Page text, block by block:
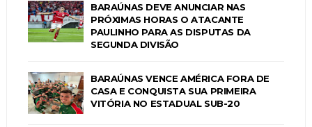
BARAÚNAS DEVE ANUNCIAR NAS
PRÓXIMAS HORAS O ATACANTE
PAULINHO PARA AS DISPUTAS DA
SEGUNDA DIVISÃO
BARAÚNAS VENCE AMÉRICA FORA DE
CASA E CONQUISTA SUA PRIMEIRA
VITÓRIA NO ESTADUAL SUB-20